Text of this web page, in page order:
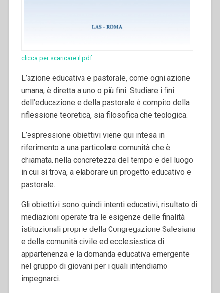
clicca per scaricare il pdf
L’azione educativa e pastorale, come ogni azione
umana, è diretta a uno o più fini. Studiare i fini
dell’educazione e della pastorale è compito della
riflessione teoretica, sia filosofica che teologica.
L’espressione obiettivi viene qui intesa in
riferimento a una particolare comunità che è
chiamata, nella concretezza del tempo e del luogo
in cui si trova, a elaborare un progetto educativo e
pastorale.
Gli obiettivi sono quindi intenti educativi, risultato di
mediazioni operate tra le esigenze delle finalità
istituzionali proprie della Congregazione Salesiana
e della comunità civile ed ecclesiastica di
appartenenza e la domanda educativa emergente
nel gruppo di giovani per i quali intendiamo
impegnarci.